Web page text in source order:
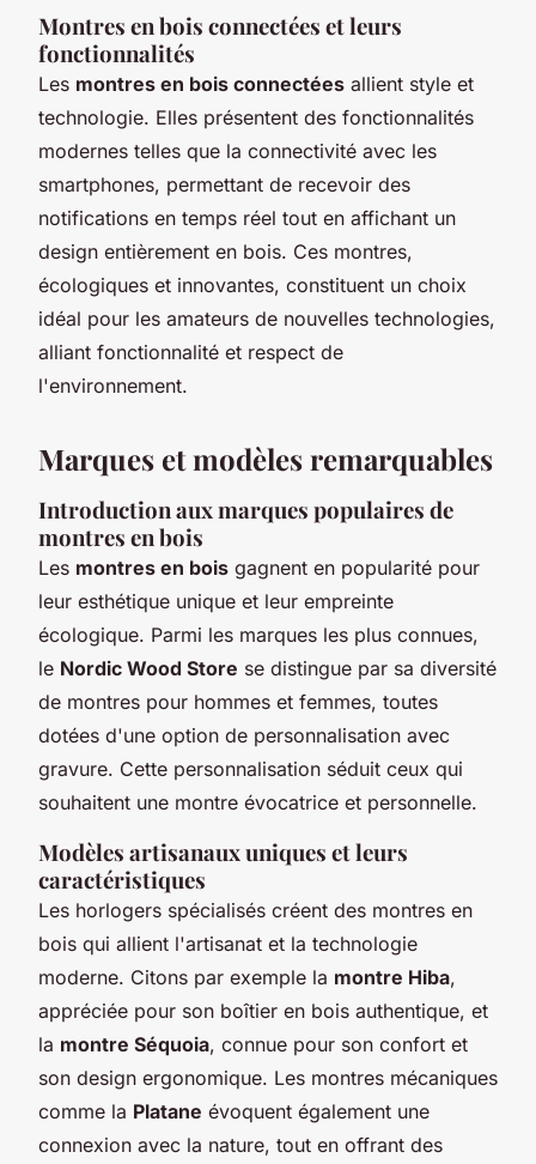
Montres en bois connectées et leurs
fonctionnalités
Les montres en bois connectées allient style et
technologie. Elles présentent des fonctionnalités
modernes telles que la connectivité avec les
smartphones, permettant de recevoir des
notifications en temps réel tout en affichant un
design entièrement en bois. Ces montres,
écologiques et innovantes, constituent un choix
idéal pour les amateurs de nouvelles technologies,
alliant fonctionnalité et respect de
l'environnement.
Marques et modèles remarquables
Introduction aux marques populaires de
montres en bois
Les montres en bois gagnent en popularité pour
leur esthétique unique et leur empreinte
écologique. Parmi les marques les plus connues,
le Nordic Wood Store se distingue par sa diversité
de montres pour hommes et femmes, toutes
dotées d'une option de personnalisation avec
gravure. Cette personnalisation séduit ceux qui
souhaitent une montre évocatrice et personnelle.
Modèles artisanaux uniques et leurs
caractéristiques
Les horlogers spécialisés créent des montres en
bois qui allient l'artisanat et la technologie
moderne. Citons par exemple la montre Hiba,
appréciée pour son boîtier en bois authentique, et
la montre Séquoia, connue pour son confort et
son design ergonomique. Les montres mécaniques
comme la Platane évoquent également une
connexion avec la nature, tout en offrant des